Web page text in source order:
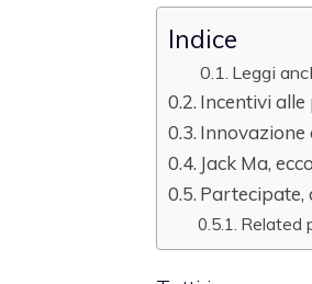
Indice
Leggi
Incentivi
Innovazione
Jack Ma,
Partecipate,
Related